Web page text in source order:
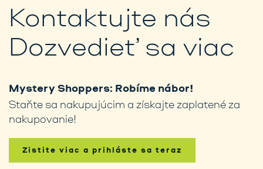
Kontaktujte nás
Dozvedieť sa viac
Mystery Shoppers: Robíme nábor!
Staňte sa nakupujúcim a získajte zaplatené za
nakupovanie!
Zistite viac a prihláste sa teraz